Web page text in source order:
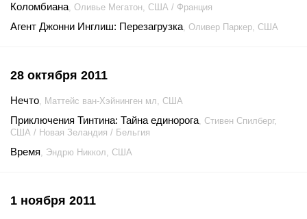
Коломбиана, Оливье Мегатон, США / Франция
Агент Джонни Инглиш: Перезагрузка, Оливер Паркер, США
28 октября 2011
Нечто, Маттейс ван-Хэйнинген мл, США
Приключения Тинтина: Тайна единорога, Стивен Спилберг,
США / Новая Зеландия / Бельгия
Время, Эндрю Никкол, США
1 ноября 2011